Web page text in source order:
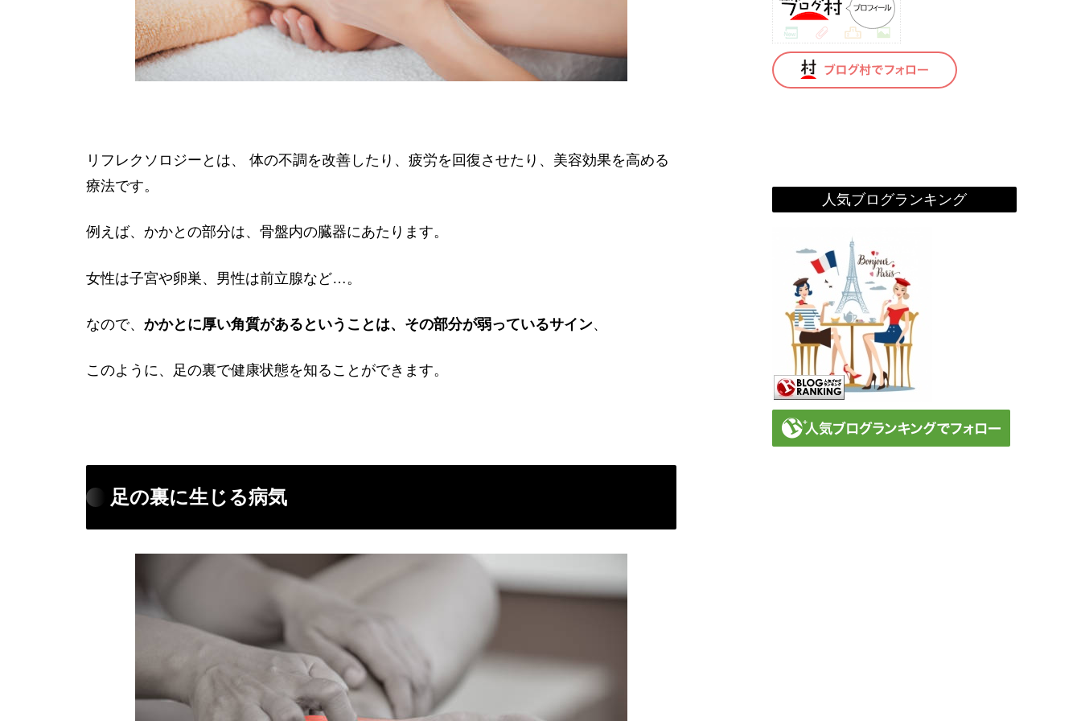
リフレクソロジーとは、 体の不調を改善したり、疲労を回復させたり、美容効果を高める
療法です。
例えば、かかとの部分は、骨盤内の臓器にあたります。
女性は子宮や卵巣、男性は前立腺など…。
なので、 かかとに厚い角質があるということは、その部分が弱っているサイン、
このように、足の裏で健康状態を知ることができます。
足の裏に生じる病気
人気ブログランキング